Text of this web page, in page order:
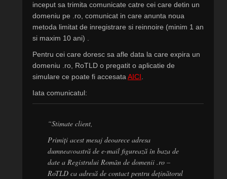
inceput sa trimita comunicate catre cei care detin un
domeniu pe .ro, comunicat in care anunta noua
metoda limitat de inregistrare si reinnoire (minim 1 an
si maxim 10 ani) .
Pentru cei care doresc sa afle data la care expira un
domeniu .ro, RoTLD o pregatit o aplicatie de
simulare ce poate fi accesata AICI
Iata comunicatul:
“Stimate client,
Primiți acest mesaj deoarece adresa
dumneavoastră de e-mail figurează în baza de
date a Registrului Român de domenii .ro –
RoTLD ca adresă de contact pentru deținătorul